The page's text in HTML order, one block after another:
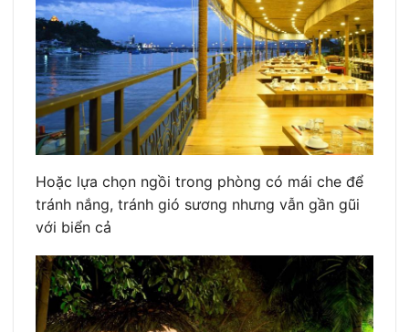
Hoặc lựa chọn ngồi trong phòng có mái che để
tránh nắng, tránh gió sương nhưng vẫn gần gũi
với biển cả